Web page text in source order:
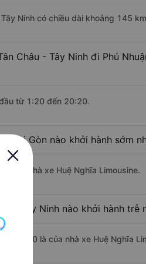
Ninh có chiều dài khoảng 145
Châu - Tây Ninh đi Phú
từ 1:20 đến 20:20.
- Sài Gòn nào khởi hành sớm
của nhà xe Huệ Nghĩa Limousine.
- Tây Ninh nào khởi hành trễ
20:20 là của nhà xe Huệ Nghĩa